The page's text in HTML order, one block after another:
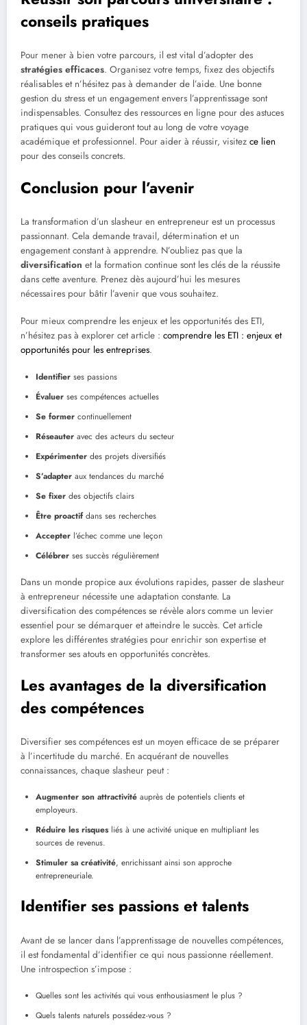
conseils pratiques
Pour mener à bien votre parcours, il est vital d’adopter des
stratégies efficaces. Organisez votre temps, fixez des objectifs
réalisables et n’hésitez pas à demander de l’aide. Une bonne
gestion du stress et un engagement envers l’apprentissage sont
indispensables. Consultez des ressources en ligne pour des astuces
pratiques qui vous guideront tout au long de votre voyage
académique et professionnel. Pour aider à réussir, visitez ce lien
pour des conseils concrets.
Conclusion pour l’avenir
La transformation d’un slasheur en entrepreneur est un processus
passionnant. Cela demande travail, détermination et un
engagement constant à apprendre. N’oubliez pas que la
diversification et la formation continue sont les clés de la réussite
dans cette aventure. Prenez dès aujourd’hui les mesures
nécessaires pour bâtir l’avenir que vous souhaitez.
Pour mieux comprendre les enjeux et les opportunités des ETI,
n’hésitez pas à explorer cet article : comprendre les ETI : enjeux et
opportunités pour les entreprises.
Identifier ses passions
Évaluer ses compétences actuelles
Se former continuellement
Réseauter avec des acteurs du secteur
Expérimenter des projets diversifiés
S’adapter aux tendances du marché
Se fixer des objectifs clairs
Être proactifdans ses recherches
Accepter l’échec comme une leçon
Célébrer ses succès régulièrement
Dans un monde propice aux évolutions rapides, passer de slasheur
à entrepreneur nécessite une adaptation constante. La
diversification des compétences se révèle alors comme un levier
essentiel pour se démarquer et atteindre le succès. Cet article
explore les différentes stratégies pour enrichir son expertise et
transformer ses atouts en opportunités concrètes.
Les avantages de la diversification
des compétences
Diversifier ses compétences est un moyen efficace de se préparer
à l’incertitude du marché. En acquérant de nouvelles
connaissances, chaque slasheur peut :
Augmenter son attractivité auprès de potentiels clients et
employeurs.
Réduire les risquesliés à une activité unique en multipliant les
sources de revenus.
Stimuler sa créativité, enrichissant ainsi son approche
entrepreneuriale.
Identifier ses passions et talents
Avant de se lancer dans l’apprentissage de nouvelles compétences,
il est fondamental d’identifier ce qui nous passionne réellement.
Une introspection s’impose :
Quelles sont les activités qui vous enthousiasment le plus ?
Quels talents naturels possédez-vous ?